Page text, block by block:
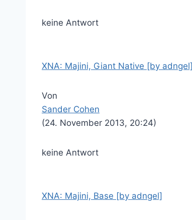
keine Antwort
XNA: Majini, Giant Native [by adngel]
Von
Sander Cohen
(24. November 2013, 20:24)
keine Antwort
XNA: Majini, Base [by adngel]